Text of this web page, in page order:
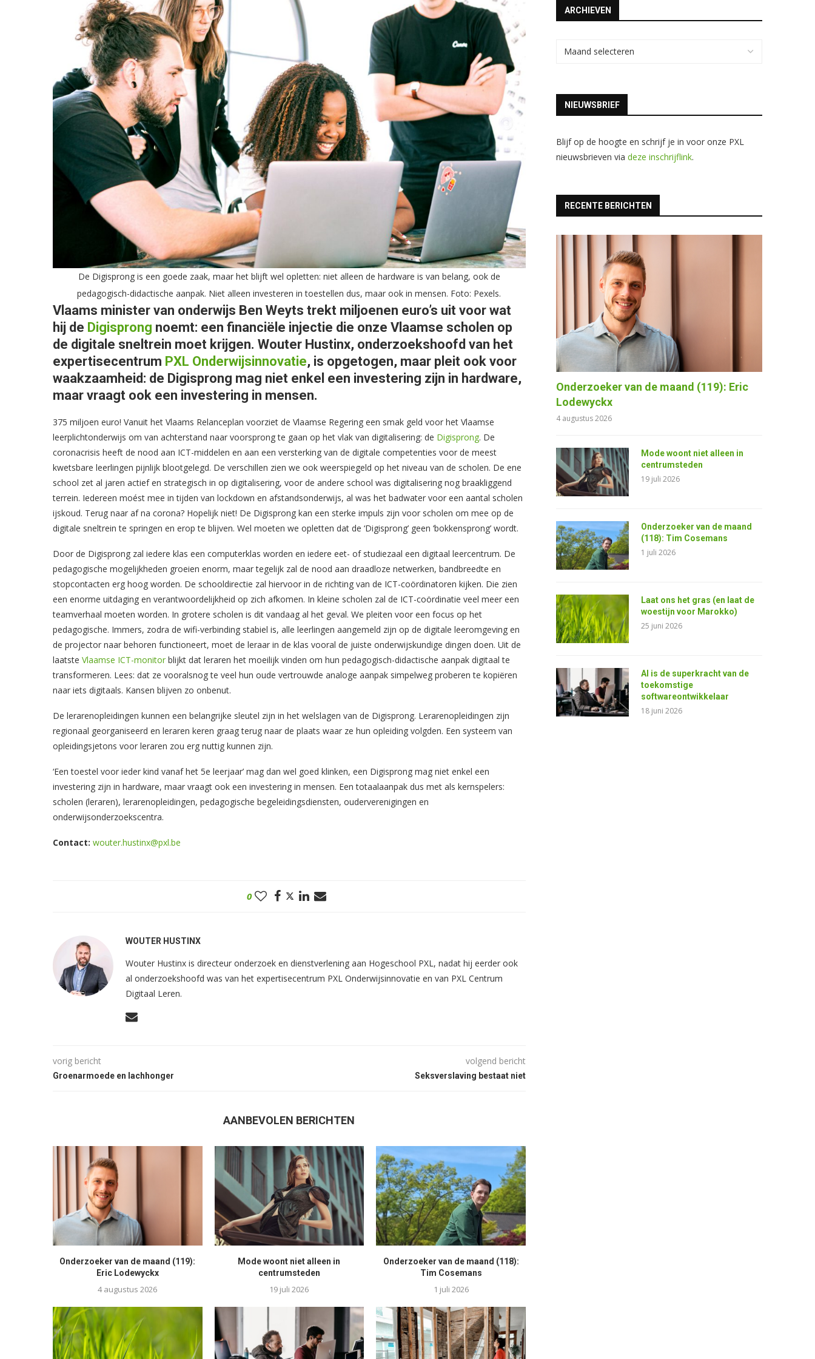
De Digisprong is een goede zaak, maar het blijft wel opletten: niet alleen de hardware is van belang, ook de
pedagogisch-didactische aanpak. Niet alleen investeren in toestellen dus, maar ook in mensen. Foto: Pexels.
Vlaams minister van onderwijs Ben Weyts trekt miljoenen euro’s uit voor wat
hij de Digisprong noemt: een financiële injectie die onze Vlaamse scholen op
de digitale sneltrein moet krijgen. Wouter Hustinx, onderzoekshoofd van het
expertisecentrum PXL Onderwijsinnovatie, is opgetogen, maar pleit ook voor
waakzaamheid: de Digisprong mag niet enkel een investering zijn in hardware,
maar vraagt ook een investering in mensen.
375 miljoen euro! Vanuit het Vlaams Relanceplan voorziet de Vlaamse Regering een smak geld voor het Vlaamse
leerplichtonderwijs om van achterstand naar voorsprong te gaan op het vlak van digitalisering: de Digisprong. De
coronacrisis heeft de nood aan ICT-middelen en aan een versterking van de digitale competenties voor de meest
kwetsbare leerlingen pijnlijk blootgelegd. De verschillen zien we ook weerspiegeld op het niveau van de scholen. De ene
school zet al jaren actief en strategisch in op digitalisering, voor de andere school was digitalisering nog braakliggend
terrein. Iedereen moést mee in tijden van lockdown en afstandsonderwijs, al was het badwater voor een aantal scholen
ijskoud. Terug naar af na corona? Hopelijk niet! De Digisprong kan een sterke impuls zijn voor scholen om mee op de
digitale sneltrein te springen en erop te blijven. Wel moeten we opletten dat de ‘Digisprong’ geen ‘bokkensprong’ wordt.
Door de Digisprong zal iedere klas een computerklas worden en iedere eet- of studiezaal een digitaal leercentrum. De
pedagogische mogelijkheden groeien enorm, maar tegelijk zal de nood aan draadloze netwerken, bandbreedte en
stopcontacten erg hoog worden. De schooldirectie zal hiervoor in de richting van de ICT-coördinatoren kijken. Die zien
een enorme uitdaging en verantwoordelijkheid op zich afkomen. In kleine scholen zal de ICT-coördinatie veel meer een
teamverhaal moeten worden. In grotere scholen is dit vandaag al het geval. We pleiten voor een focus op het
pedagogische. Immers, zodra de wifi-verbinding stabiel is, alle leerlingen aangemeld zijn op de digitale leeromgeving en
de projector naar behoren functioneert, moet de leraar in de klas vooral de juiste onderwijskundige dingen doen. Uit de
laatste Vlaamse ICT-monitor blijkt dat leraren het moeilijk vinden om hun pedagogisch-didactische aanpak digitaal te
transformeren. Lees: dat ze vooralsnog te veel hun oude vertrouwde analoge aanpak simpelweg proberen te kopiëren
naar iets digitaals. Kansen blijven zo onbenut.
De lerarenopleidingen kunnen een belangrijke sleutel zijn in het welslagen van de Digisprong. Lerarenopleidingen zijn
regionaal georganiseerd en leraren keren graag terug naar de plaats waar ze hun opleiding volgden. Een systeem van
opleidingsjetons voor leraren zou erg nuttig kunnen zijn.
‘Een toestel voor ieder kind vanaf het 5e leerjaar’ mag dan wel goed klinken, een Digisprong mag niet enkel een
investering zijn in hardware, maar vraagt ook een investering in mensen. Een totaalaanpak dus met als kernspelers:
scholen (leraren), lerarenopleidingen, pedagogische begeleidingsdiensten, ouderverenigingen en
onderwijsonderzoekscentra.
Contact: wouter.hustinx@pxl.be
0
WOUTER HUSTINX
Wouter Hustinx is directeur onderzoek en dienstverlening aan Hogeschool PXL, nadat hij eerder ook
al onderzoekshoofd was van het expertisecentrum PXL Onderwijsinnovatie en van PXL Centrum
Digitaal Leren.
vorig bericht
Groenarmoede en lachhonger
volgend bericht
Seksverslaving bestaat niet
AANBEVOLEN BERICHTEN
Onderzoeker van de maand (119):
Eric Lodewyckx
4 augustus 2026
Mode woont niet alleen in
centrumsteden
19 juli 2026
Onderzoeker van de maand (118):
Tim Cosemans
1 juli 2026
ARCHIEVEN
NIEUWSBRIEF
Blijf op de hoogte en schrijf je in voor onze PXL
nieuwsbrieven via deze inschrijflink.
RECENTE BERICHTEN
Onderzoeker van de maand (119): Eric
Lodewyckx
4 augustus 2026
Mode woont niet alleen in
centrumsteden
19 juli 2026
Onderzoeker van de maand
(118): Tim Cosemans
1 juli 2026
Laat ons het gras (en laat de
woestijn voor Marokko)
25 juni 2026
AI is de superkracht van de
toekomstige
softwareontwikkelaar
18 juni 2026